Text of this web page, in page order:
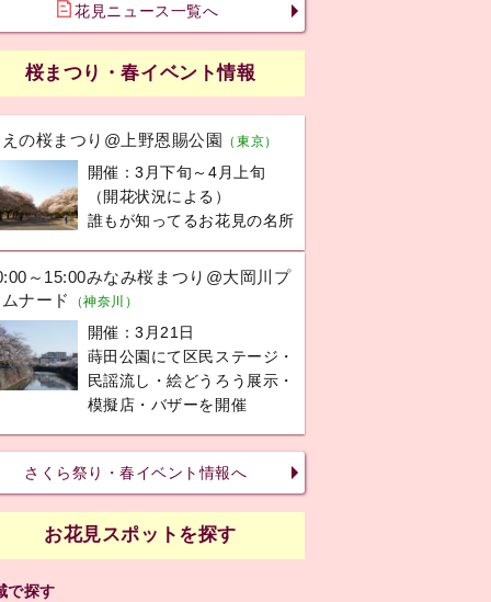
花見ニュース一覧へ
桜まつり・春イベント情報
の桜まつり@上野恩賜公園 （東京）
開催：3月下旬～4月上旬
（開花状況による）
誰もが知ってるお花見の名所
～15:00みなみ桜まつり@大岡川プ
ナード
（神奈川）
開催：3月21日
蒔田公園にて区民ステージ・
民謡流し・絵どうろう展示・
模擬店・バザーを開催
さくら祭り・春イベント情報へ
お花見スポットを探す
で探す